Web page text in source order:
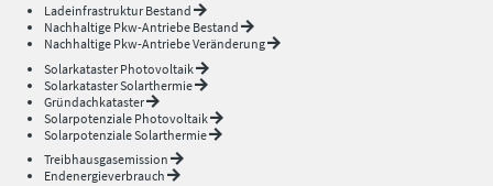
Ladeinfrastruktur Bestand
Nachhaltige Pkw-Antriebe Bestand
Nachhaltige Pkw-Antriebe Veränderung
Solarkataster Photovoltaik
Solarkataster Solarthermie
Gründachkataster
Solarpotenziale Photovoltaik
Solarpotenziale Solarthermie
Treibhausgasemission
Endenergieverbrauch